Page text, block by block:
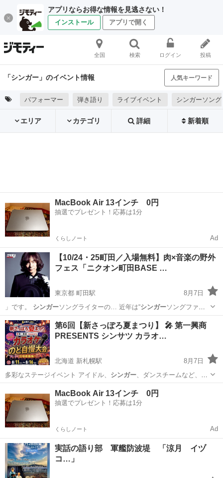
アプリならお得な情報を見逃さない！
インストール アプリで開く
全国 検索 ログイン 投稿
「シンガー」のイベント情報 人気キーワード
パフォーマー 弾き語り ライブイベント シンガーソン
エリア カテゴリ 詳細 新着順
MacBook Air 13インチ 0円
抽選でプレゼント！応募は1分
くらしノート Ad
【10/24・25町田／入場無料】肉×音楽の野外
フェス「ニクオン町田BASE …
東京都 町田駅
8月7日
」です。 シンガー ソングライターの… 近年は“シンガーソングファー
マー…
東京 町田市 町田駅 地域/お祭り 会場
第6回【新さっぽろ夏まつり】 🎤 第一興商
PRESENTS シンサツ カラオ…
北海道 新札幌駅
8月7日
多彩なステージイベント アイドル、 シンガー、ダンスチームなど、実
力派から一般参…
地域/お祭り 会場
MacBook Air 13インチ 0円
抽選でプレゼント！応募は1分
くらしノート Ad
実話の語り部 軍艦防波堤 「涼月 イヅ
コ…」